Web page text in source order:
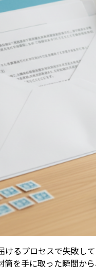
るプロセスで失敗し
を手に取った瞬間か